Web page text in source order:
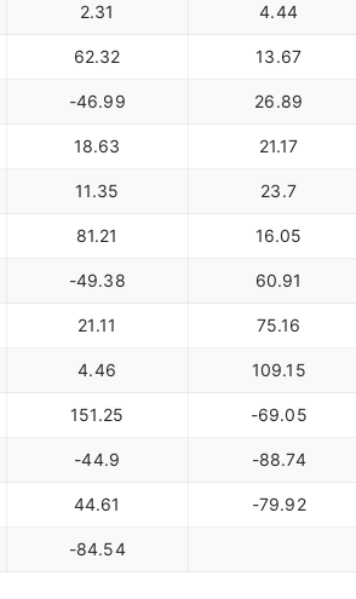
2.31 4.44
62.32 13.67
-46.99 26.89
18.63 21.17
11.35 23.7
81.21 16.05
-49.38 60.91
21.11 75.16
4.46 109.15
151.25 -69.05
-44.9 -88.74
44.61 -79.92
-84.54